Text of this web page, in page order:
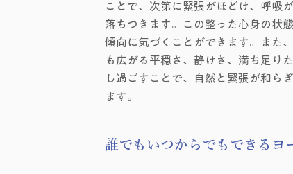
ことで、次第に緊張がほどけ、呼吸
落ちつきます。この整った心身の状
傾向に気づくことができます。また
も広がる平穏さ、静けさ、満ち足り
し過ごすことで、自然と緊張が和ら
ます。
誰でもいつからでもできるヨ